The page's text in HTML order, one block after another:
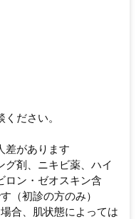
ださい。
差があります
グ剤、ニキビ薬、ハイ
ロン・ゼオスキン含
（初診の方のみ）
合、肌状態によっては